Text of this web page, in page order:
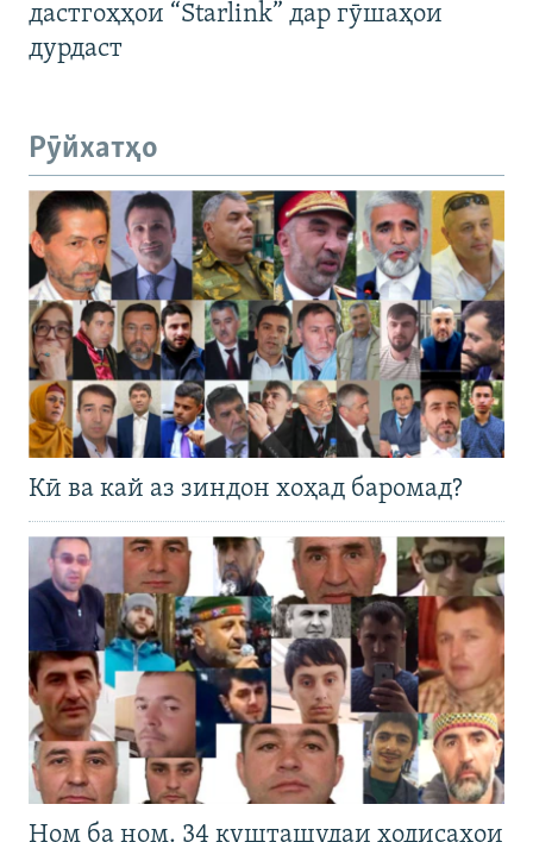
дастгоҳҳои “Starlink” дар гӯшаҳои
дурдаст
Рӯйхатҳо
Кӣ ва кай аз зиндон хоҳад баромад?
Ном ба ном. 34 кушташудаи ҳодисаҳои